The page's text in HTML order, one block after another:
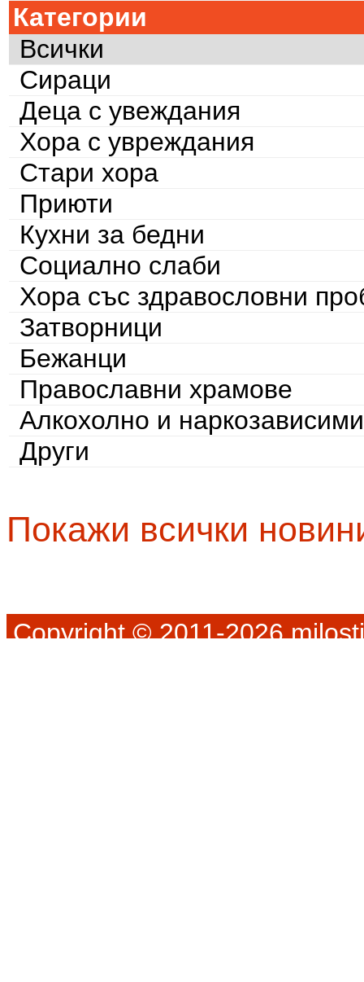
Категории
Всички
Сираци
Деца с увеждания
Хора с увреждания
Стари хора
Приюти
Кухни за бедни
Социално слаби
Хора със здравословни
Затворници
Бежанци
Православни храмове
Алкохолно и наркозависими
Други
Покажи всички
Copyright © 2011-2026